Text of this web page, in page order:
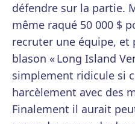
défendre sur la partie.
même raqué 50 000 $
recruter une équipe,
blason « Long Island
simplement ridicule si
harcèlement avec des
Finalement il aurait